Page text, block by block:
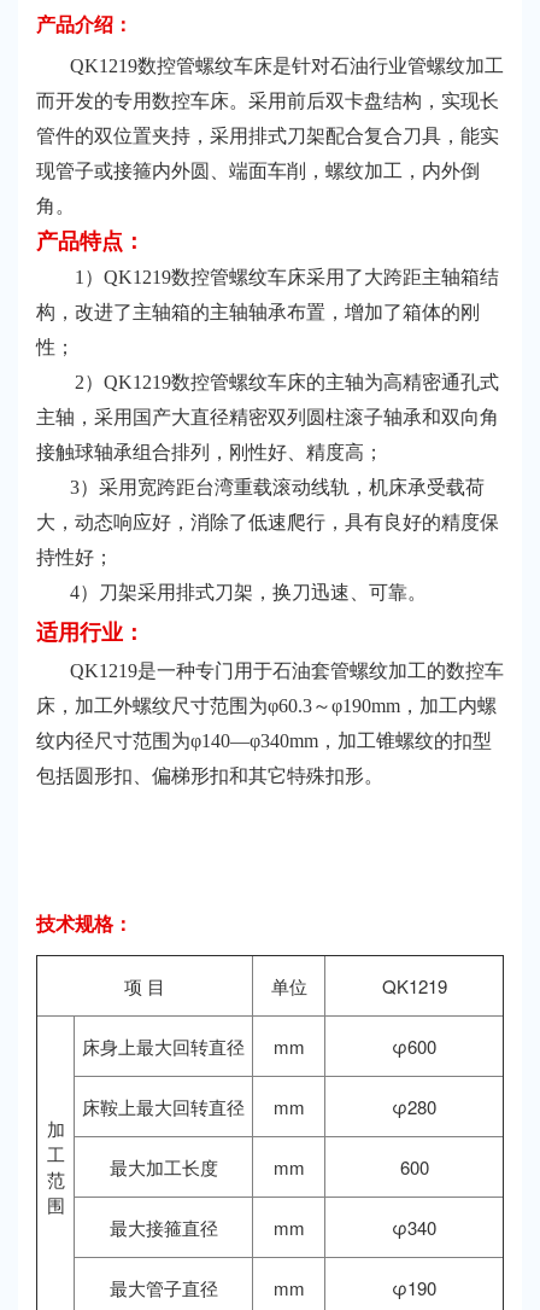
产品介绍：
QK1219数控管螺纹车床是针对石油行业管螺纹加工
而开发的专用数控车床。采用前后双卡盘结构，实现长
管件的双位置夹持，采用排式刀架配合复合刀具，能实
现管子或接箍内外圆、端面车削，螺纹加工，内外倒
角。
产品特点：
1）QK1219数控管螺纹车床采用了大跨距主轴箱结
构，改进了主轴箱的主轴轴承布置，增加了箱体的刚
性；
2）QK1219数控管螺纹车床的主轴为高精密通孔式
主轴，采用国产大直径精密双列圆柱滚子轴承和双向角
接触球轴承组合排列，刚性好、精度高；
3）采用宽跨距台湾重载滚动线轨，机床承受载荷
大，动态响应好，消除了低速爬行，具有良好的精度保
持性好；
4）刀架采用排式刀架，换刀迅速、可靠。
适用行业：
QK1219是一种专门用于石油套管螺纹加工的数控车
床，加工外螺纹尺寸范围为φ60.3～φ190mm，加工内螺
纹内径尺寸范围为φ140—φ340mm，加工锥螺纹的扣型
包括圆形扣、偏梯形扣和其它特殊扣形。
技术规格：
项 目 单位 QK1219
加
工
范
围
床身上最大回转直径 mm φ600
床鞍上最大回转直径 mm φ280
最大加工长度 mm 600
最大接箍直径 mm φ340
最大管子直径 mm φ190